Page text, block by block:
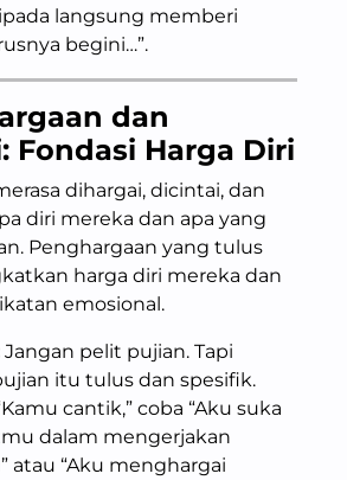
langsung memberi
begini…”.
dan
Fondasi Harga Diri
dihargai, dicintai, dan
diri mereka dan apa yang
Penghargaan yang tulus
harga diri mereka dan
emosional.
Jangan pelit pujian. Tapi
itu tulus dan spesifik.
cantik,” coba “Aku suka
dalam mengerjakan
atau “Aku menghargai